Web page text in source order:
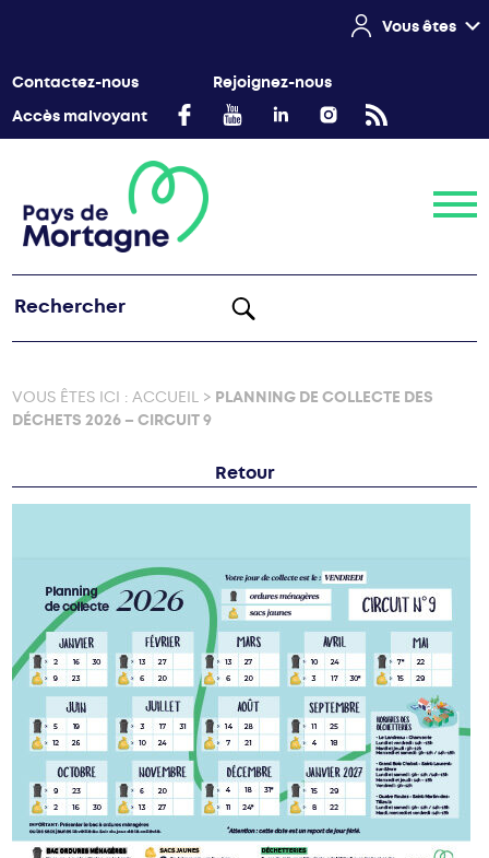
Vous êtes
Contactez-nous
Rejoignez-nous
Accès malvoyant
Menu
VOUS ÊTES ICI :ACCUEIL > PLANNING DE COLLECTE DES
DÉCHETS 2026 – CIRCUIT 9
Retour